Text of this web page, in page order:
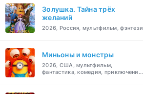
Золушка. Тайна трёх
желаний
2026, Россия, мультфильм, фэнтези
Миньоны и монстры
2026, США, мультфильм,
фантастика, комедия, приключения,